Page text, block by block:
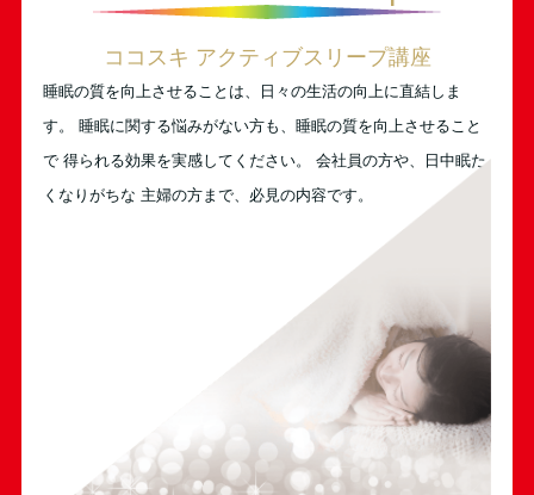
ココスキ アクティブスリープ講座
睡眠の質を向上させることは、日々の生活の向上に直結しま
す。 睡眠に関する悩みがない方も、睡眠の質を向上させること
で 得られる効果を実感してください。 会社員の方や、日中眠た
くなりがちな 主婦の方まで、必見の内容です。